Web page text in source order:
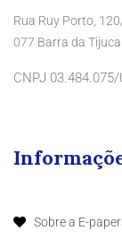
Rua Ruy Porto,
077 Barra da
CNPJ
Sobre a E-